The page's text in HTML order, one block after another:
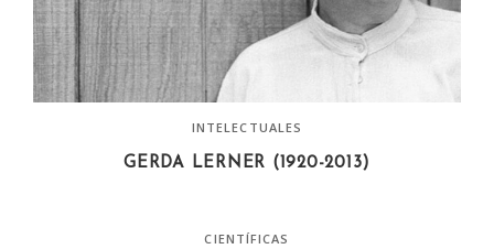
INTELECTUALES
GERDA LERNER (1920-2013)
CIENTÍFICAS